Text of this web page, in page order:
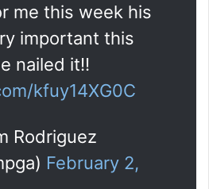
me this week his
important this
nailed it!!
kfuy14XG0C
Rodriguez
February 2,